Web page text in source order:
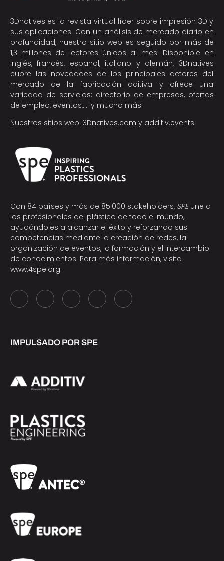
3Dnatives es la revista virtual líder sobre impresión 3D y
sus aplicaciones. Con un análisis de mercado diario en
profundidad, nuestro sitio web es seguido por más de
1,3 millones de lectores únicos al mes. Disponible en
inglés, francés, español, italiano y alemán, 3Dnatives
cubre las novedades de los principales actores del
mercado de la fabricación aditiva y ofrece una
variedad de servicios: directorio de empresas, ofertas
de empleo, eventos,… ¡y mucho más!
Nuestros sitios web: 3Dnatives.com y additiv.events
Con 84 países y más de 85.000 stakeholders, SPEune a
los profesionales del plástico de todo el mundo,
ayudándoles a alcanzar el éxito y reforzando sus
competencias mediante la creación de redes, la
organización de eventos, la formación y el intercambio
de conocimientos. Para más información, visita
www.4spe.org.
IMPULSADO POR SPE